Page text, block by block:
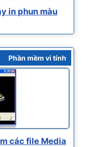
in phun màu
Phần mềm vi tính
các file Media